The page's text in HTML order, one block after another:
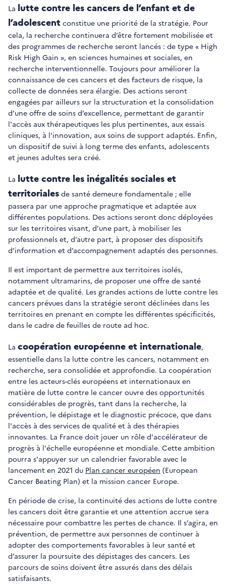
La lutte contre les cancers de l’enfant et de
l’adolescent constitue une priorité de la stratégie. Pour
cela, la recherche continuera d’être fortement mobilisée et
des programmes de recherche seront lancés : de type « High
Risk High Gain », en sciences humaines et sociales, en
recherche interventionnelle. Toujours pour améliorer la
connaissance de ces cancers et des facteurs de risque, la
collecte de données sera élargie. Des actions seront
engagées par ailleurs sur la structuration et la consolidation
d’une offre de soins d’excellence, permettant de garantir
l'accès aux thérapeutiques les plus pertinentes, aux essais
cliniques, à l'innovation, aux soins de support adaptés. Enfin,
un dispositif de suivi à long terme des enfants, adolescents
et jeunes adultes sera créé.
La lutte contre les inégalités sociales et
territoriales de santé demeure fondamentale ; elle
passera par une approche pragmatique et adaptée aux
différentes populations. Des actions seront donc déployées
sur les territoires visant, d’une part, à mobiliser les
professionnels et, d’autre part, à proposer des dispositifs
d’information et d’accompagnement adaptés des personnes.
Il est important de permettre aux territoires isolés,
notamment ultramarins, de proposer une offre de santé
adaptée et de qualité. Les grandes actions de lutte contre les
cancers prévues dans la stratégie seront déclinées dans les
territoires en prenant en compte les différentes spécificités,
dans le cadre de feuilles de route ad hoc.
La coopération européenne et internationale,
essentielle dans la lutte contre les cancers, notamment en
recherche, sera consolidée et approfondie. La coopération
entre les acteurs-clés européens et internationaux en
matière de lutte contre le cancer ouvre des opportunités
considérables de progrès, tant dans la recherche, la
prévention, le dépistage et le diagnostic précoce, que dans
l'accès à des services de qualité et à des thérapies
innovantes. La France doit jouer un rôle d'accélérateur de
progrès à l'échelle européenne et mondiale. Cette ambition
pourra s'appuyer sur un calendrier favorable avec le
lancement en 2021 du Plan cancer européen (European
Cancer Beating Plan) et la mission cancer Europe.
En période de crise, la continuité des actions de lutte contre
les cancers doit être garantie et une attention accrue sera
nécessaire pour combattre les pertes de chance. Il s’agira, en
prévention, de permettre aux personnes de continuer à
adopter des comportements favorables à leur santé et
d’assurer la poursuite des dépistages des cancers. Les
parcours de soins doivent être assurés dans des délais
satisfaisants.